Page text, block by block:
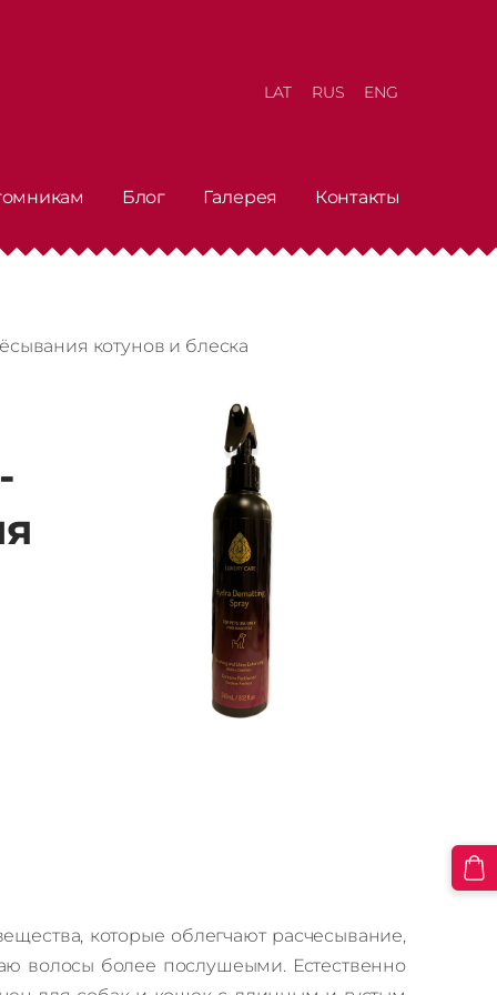
Блог Галерея Контакты
LAT RUS ENG
котунов и блеска
которые облегчают расчесывание,
волосы более послушеыми. Естественно